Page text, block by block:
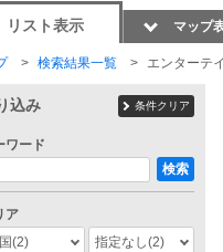
リスト表示 マップ
検索結果一覧 エンターテ
込み 条件クリア
ワード
検索
ア
(2) 指定なし(2)